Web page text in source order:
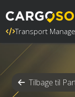
Transport
Tilbage til